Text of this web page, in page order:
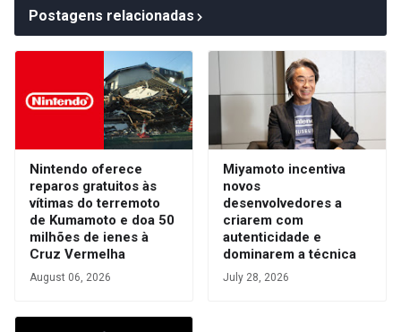
Postagens relacionadas
Nintendo oferece
reparos gratuitos às
vítimas do terremoto
de Kumamoto e doa 50
milhões de ienes à
Cruz Vermelha
August 06, 2026
Miyamoto incentiva
novos
desenvolvedores a
criarem com
autenticidade e
dominarem a técnica
July 28, 2026